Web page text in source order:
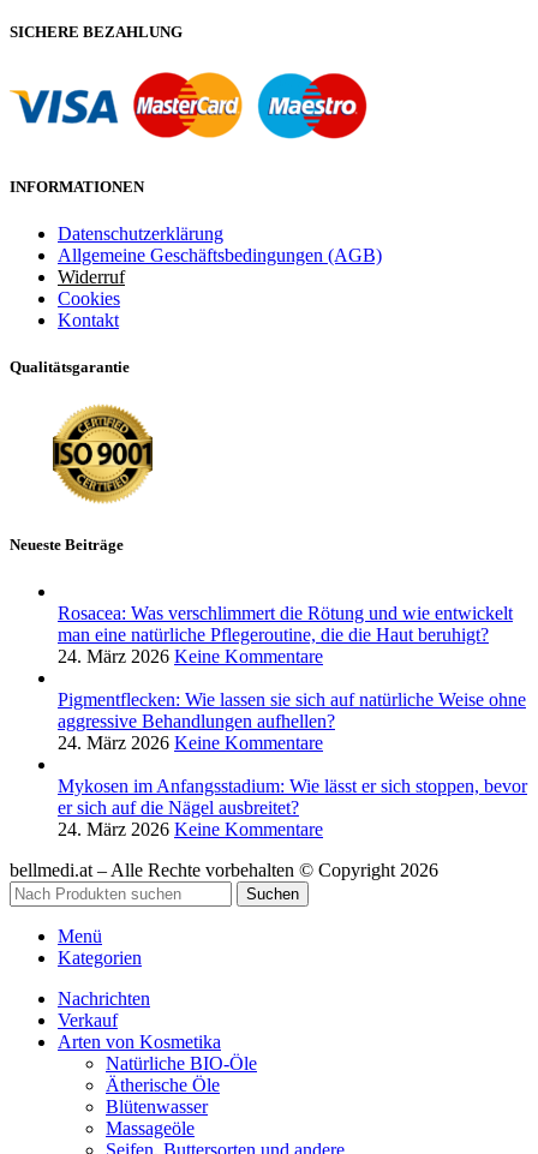
SICHERE BEZAHLUNG
INFORMATIONEN
Datenschutzerklärung
Allgemeine Geschäftsbedingungen (AGB)
Widerruf
Cookies
Kontakt
Qualitätsgarantie
Neueste Beiträge
Rosacea: Was verschlimmert die Rötung und wie entwickelt
man eine natürliche Pflegeroutine, die die Haut beruhigt?
24. März 2026 Keine Kommentare
Pigmentflecken: Wie lassen sie sich auf natürliche Weise ohne
aggressive Behandlungen aufhellen?
24. März 2026 Keine Kommentare
Mykosen im Anfangsstadium: Wie lässt er sich stoppen, bevor
er sich auf die Nägel ausbreitet?
24. März 2026 Keine Kommentare
bellmedi.at – Alle Rechte vorbehalten © Copyright 2026
Suchen
Menü
Kategorien
Nachrichten
Verkauf
Arten von Kosmetika
Natürliche BIO-Öle
Ätherische Öle
Blütenwasser
Massageöle